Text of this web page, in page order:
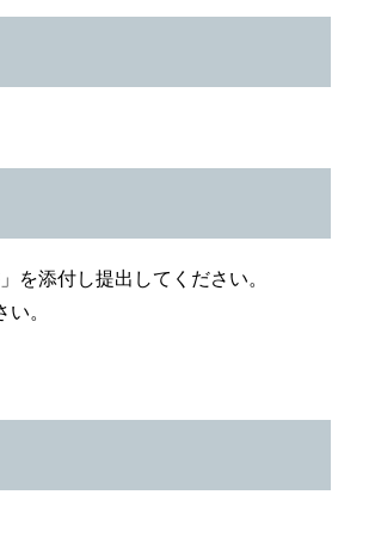
添付し提出してください。
。